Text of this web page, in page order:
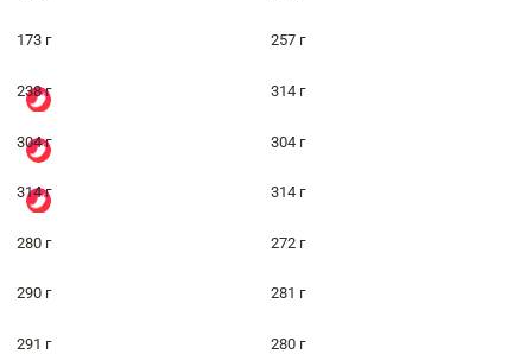
173 г 257 г
238 г 314 г
304 г 304 г
314 г 314 г
280 г 272 г
290 г 281 г
291 г 280 г